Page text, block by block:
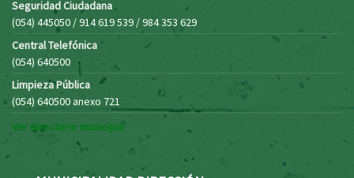
Seguridad Ciudadana
(054) 445050 / 914 619 539 / 984 353 629
Central Telefónica
(054) 640500
Limpieza Pública
(054) 640500 anexo 721
Ver directorio municipal